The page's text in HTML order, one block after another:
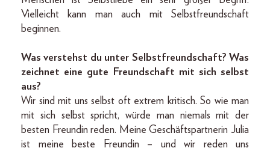
Vielleicht kann man auch mit Selbstfreundschaft
beginnen.
Was verstehst du unter Selbstfreundschaft? Was
zeichnet eine gute Freundschaft mit sich selbst
aus?
Wir sind mit uns selbst oft extrem kritisch. So wie man
mit sich selbst spricht, würde man niemals mit der
besten Freundin reden. Meine Geschäftspartnerin Julia
ist meine beste Freundin – und wir reden uns